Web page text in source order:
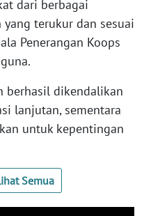
dari berbagai
terukur dan sesuai
Penerangan Koops
berhasil dikendalikan
lanjutan, sementara
untuk kepentingan
Semua